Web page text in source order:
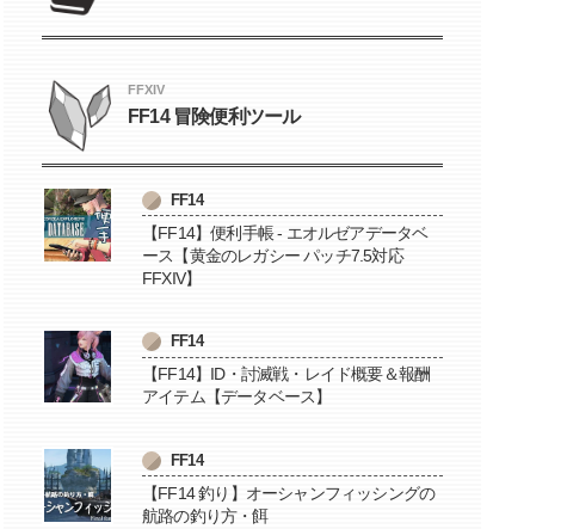
FFXIV
FF14 冒険便利ツール
FF14
【FF14】便利手帳 - エオルゼアデータベ
ース【黄金のレガシー パッチ7.5対応
FFXIV】
FF14
【FF14】ID・討滅戦・レイド概要＆報酬
アイテム【データベース】
FF14
【FF14 釣り】オーシャンフィッシングの
航路の釣り方・餌